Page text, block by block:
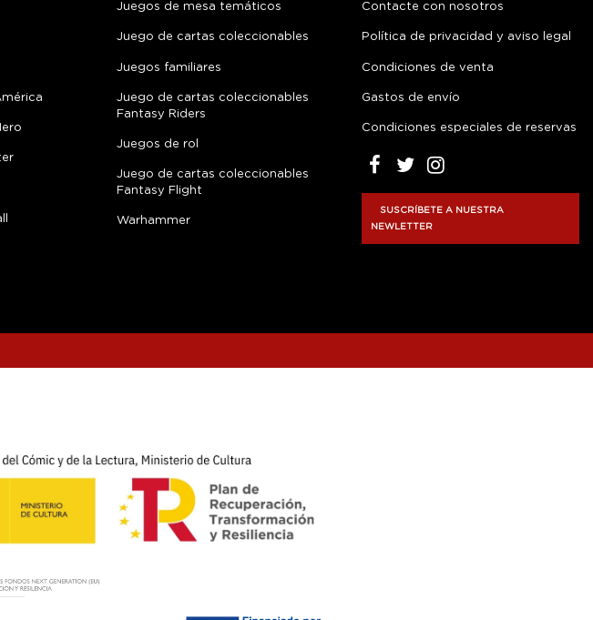
Juegos de mesa temáticos
Juego de cartas coleccionables
Juegos familiares
Juego de cartas coleccionables
Fantasy Riders
Juegos de rol
Juego de cartas coleccionables
Fantasy Flight
Warhammer
Contacte con nosotros
Política de privacidad y aviso legal
Condiciones de venta
Gastos de envío
Condiciones especiales de reservas
SUSCRÍBETE A NUESTRA
NEWLETTER